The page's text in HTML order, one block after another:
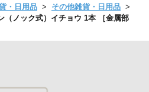
・日用品
その他雑貨・日用品
（ノック式）イチョウ 1本 ［金属部